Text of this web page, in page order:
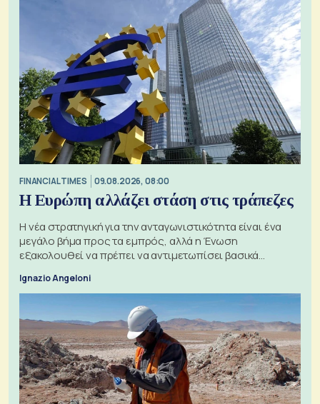
FINANCIAL TIMES 09.08.2026, 08:00
Η Ευρώπη αλλάζει στάση στις τράπεζες
Η νέα στρατηγική για την ανταγωνιστικότητα είναι ένα
μεγάλο βήμα προς τα εμπρός, αλλά η Ένωση
εξακολουθεί να πρέπει να αντιμετωπίσει βασικά
Ignazio Angeloni